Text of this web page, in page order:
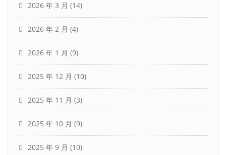
2026 年 3 月 (14)
2026 年 2 月 (4)
2026 年 1 月 (9)
2025 年 12 月 (10)
2025 年 11 月 (3)
2025 年 10 月 (9)
2025 年 9 月 (10)